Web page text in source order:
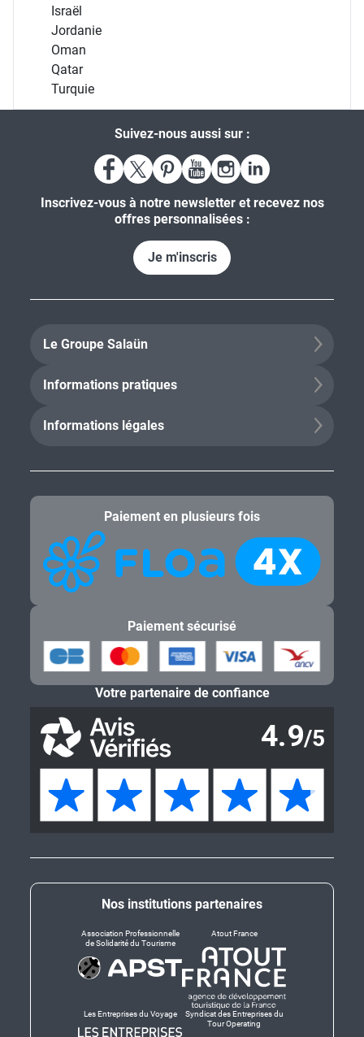
Israël
Jordanie
Oman
Qatar
Turquie
Suivez-nous aussi sur :
Inscrivez-vous à notre newsletter et recevez nos
offres personnalisées :
Je m'inscris
Le Groupe Salaün
Informations pratiques
Informations légales
Nos institutions partenaires
Association Professionnelle
de Solidarité du Tourisme
Atout France
Les Entreprises du Voyage
Syndicat des Entreprises du
Tour Operating
Paiement en plusieurs fois
Paiement sécurisé
Votre partenaire de confiance